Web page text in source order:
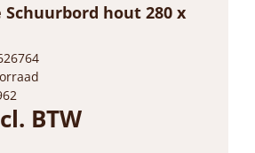
hout 280 x
BTW